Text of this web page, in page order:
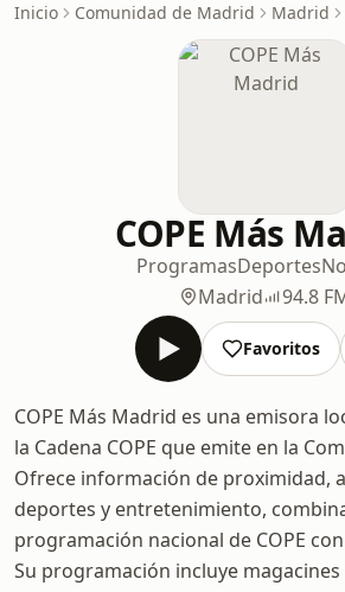
Inicio Comunidad de Madrid Madrid
COPE Más
ProgramasDeportes
Madrid
94.8
Favoritos
COPE Más Madrid es una emisora
la Cadena COPE que emite en la
Ofrece información de proximidad,
deportes y entretenimiento,
programación nacional de COPE
Su programación incluye